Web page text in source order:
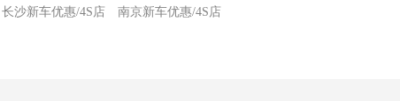
长沙新车优惠/4S店
南京新车优惠/4S店